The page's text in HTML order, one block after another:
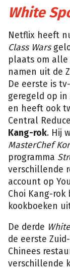
White
Netflix heeft
Class Wars
plaats om alle
namen uit de
De eerste is
geregeld op in
en heeft ook
Central
Kang-rok. Hij
MasterChef
programma
verschillende
account op
Choi Kang-
kookboeken
De derde
de eerste
Chinees
verschillende